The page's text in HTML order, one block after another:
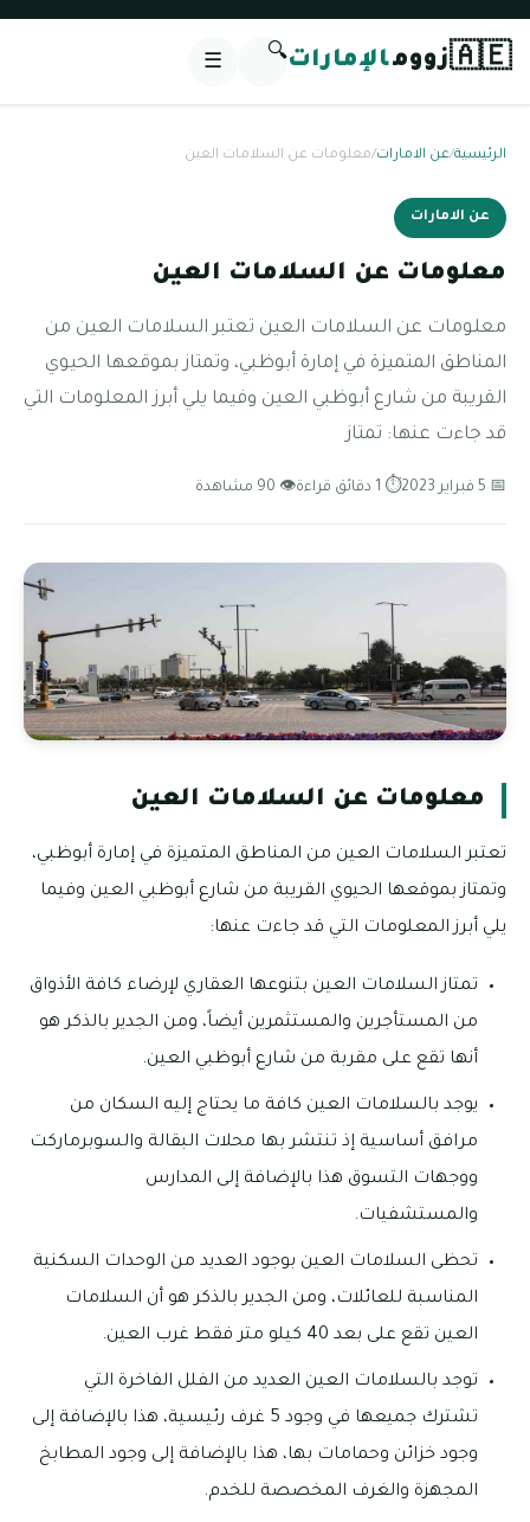
🇦🇪زوومالإمارات🔍
☰
الرئيسية/عن الامارات/معلومات عن السلامات العين
عن الامارات
معلومات عن السلامات العين
معلومات عن السلامات العين تعتبر السلامات العين من
المناطق المتميزة في إمارة أبوظبي، وتمتاز بموقعها الحيوي
القريبة من شارع أبوظبي العين وفيما يلي أبرز المعلومات التي
قد جاءت عنها: تمتاز
📅 5 فبراير 2023 ⏱ 1 دقائق قراءة 👁 90 مشاهدة
معلومات عن السلامات العين
تعتبر السلامات العين من المناطق المتميزة في إمارة أبوظبي،
وتمتاز بموقعها الحيوي القريبة من شارع أبوظبي العين وفيما
يلي أبرز المعلومات التي قد جاءت عنها:
تمتاز السلامات العين بتنوعها العقاري لإرضاء كافة الأذواق
من المستأجرين والمستثمرين أيضاً، ومن الجدير بالذكر هو
أنها تقع على مقربة من شارع أبوظبي العين.
يوجد بالسلامات العين كافة ما يحتاج إليه السكان من
مرافق أساسية إذ تنتشر بها محلات البقالة والسوبرماركت
ووجهات التسوق هذا بالإضافة إلى المدارس
والمستشفيات.
تحظى السلامات العين بوجود العديد من الوحدات السكنية
المناسبة للعائلات، ومن الجدير بالذكر هو أن السلامات
العين تقع على بعد 40 كيلو متر فقط غرب العين.
توجد بالسلامات العين العديد من الفلل الفاخرة التي
تشترك جميعها في وجود 5 غرف رئيسية، هذا بالإضافة إلى
وجود خزائن وحمامات بها، هذا بالإضافة إلى وجود المطابخ
المجهزة والغرف المخصصة للخدم.